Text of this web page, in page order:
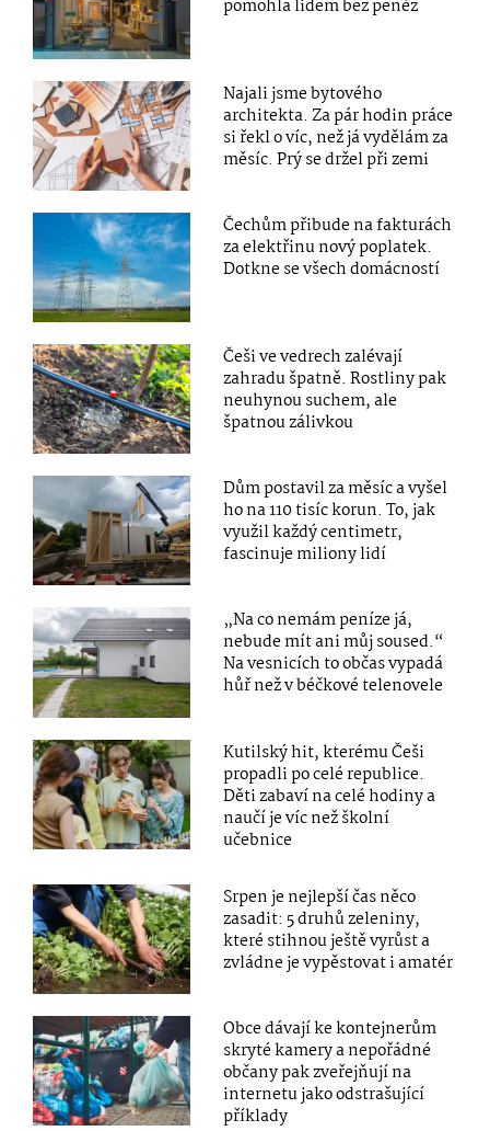
pomohla lidem bez peněz
Najali jsme bytového
architekta. Za pár hodin práce
si řekl o víc, než já vydělám za
měsíc. Prý se držel při zemi
Čechům přibude na fakturách
za elektřinu nový poplatek.
Dotkne se všech domácností
Češi ve vedrech zalévají
zahradu špatně. Rostliny pak
neuhynou suchem, ale
špatnou zálivkou
Dům postavil za měsíc a vyšel
ho na 110 tisíc korun. To, jak
využil každý centimetr,
fascinuje miliony lidí
„Na co nemám peníze já,
nebude mít ani můj soused.“
Na vesnicích to občas vypadá
hůř než v béčkové telenovele
Kutilský hit, kterému Češi
propadli po celé republice.
Děti zabaví na celé hodiny a
naučí je víc než školní
učebnice
Srpen je nejlepší čas něco
zasadit: 5 druhů zeleniny,
které stihnou ještě vyrůst a
zvládne je vypěstovat i amatér
Obce dávají ke kontejnerům
skryté kamery a nepořádné
občany pak zveřejňují na
internetu jako odstrašující
příklady